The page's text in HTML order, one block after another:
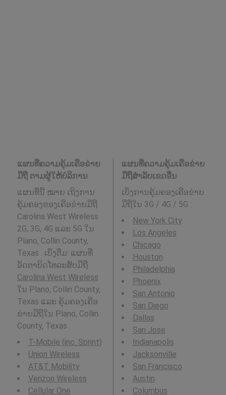
ແຜນທີ່ຄວາມຄຸ້ມເຄືອຂ່າຍ
ມືຖື ຕາມຜູ້ໃຫ້ບໍລິການ
ແຜນທີ່ນີ້ ໝາຍ ເຖິງການ
ຄຸ້ມຄອງຂອງເຄືອຂ່າຍມືຖື
Carolina West Wireless
2G, 3G, 4G ແລະ 5G ໃນ
Plano, Collin County,
Texas . ເບິ່ງຕື່ມ: ແຜນທີ່
ອັດຕາບິດໂທລະສັບມືຖື
Carolina West Wireless
ໃນ Plano, Collin County,
Texas ແລະ ຄຸ້ມຄອງເຄືອ
ຂ່າຍມືຖືໃນ Plano, Collin
County, Texas .
T-Mobile (inc. Sprint)
Union Wireless
AT&T Mobility
Verizon Wireless
Cellular One
ແຜນທີ່ຄວາມຄຸ້ມເຄືອຂ່າຍ
ມືຖືສໍາລັບເຂດອື່ນ
ເບິ່ງການຄຸ້ມຄອງເຄືອຂ່າຍ
ມືຖືໃນ 3G / 4G / 5G :
New York City
Los Angeles
Chicago
Houston
Philadelphia
Phoenix
San Antonio
San Diego
Dallas
San Jose
Indianapolis
Jacksonville
San Francisco
Austin
Columbus